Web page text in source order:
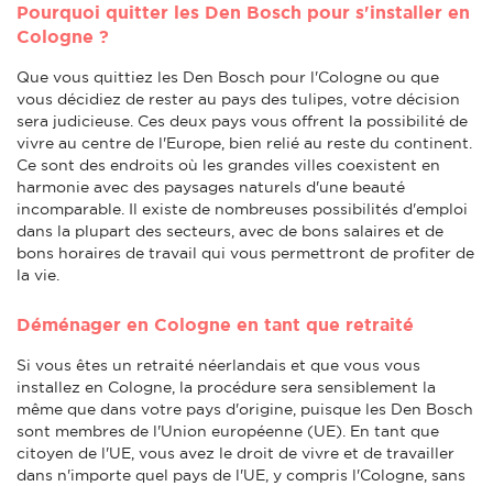
Pourquoi quitter les Den Bosch pour s'installer en
Cologne ?
Que vous quittiez les Den Bosch pour l'Cologne ou que
vous décidiez de rester au pays des tulipes, votre décision
sera judicieuse. Ces deux pays vous offrent la possibilité de
vivre au centre de l'Europe, bien relié au reste du continent.
Ce sont des endroits où les grandes villes coexistent en
harmonie avec des paysages naturels d'une beauté
incomparable. Il existe de nombreuses possibilités d'emploi
dans la plupart des secteurs, avec de bons salaires et de
bons horaires de travail qui vous permettront de profiter de
la vie.
Déménager en Cologne en tant que retraité
Si vous êtes un retraité néerlandais et que vous vous
installez en Cologne, la procédure sera sensiblement la
même que dans votre pays d'origine, puisque les Den Bosch
sont membres de l'Union européenne (UE). En tant que
citoyen de l'UE, vous avez le droit de vivre et de travailler
dans n'importe quel pays de l'UE, y compris l'Cologne, sans